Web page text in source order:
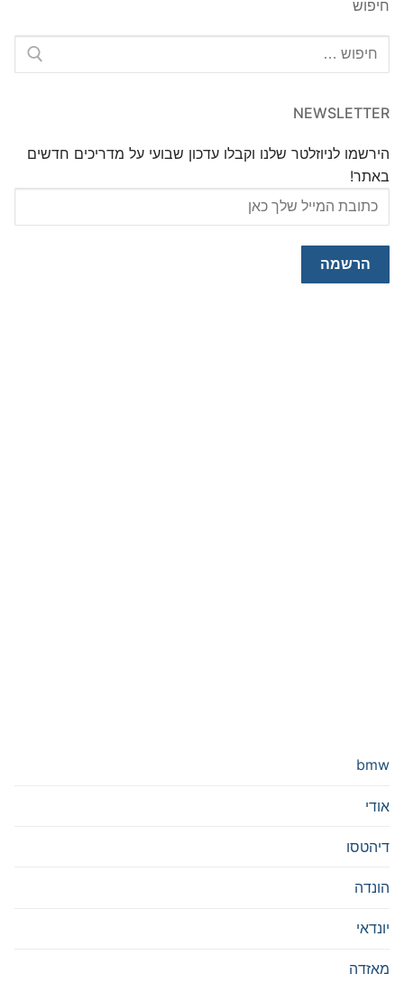
חיפוש
חפש:
NEWSLETTER
הירשמו לניוזלטר שלנו וקבלו עדכון שבועי על מדריכים חדשים
באתר!
bmw
אודי
דיהטסו
הונדה
יונדאי
מאזדה